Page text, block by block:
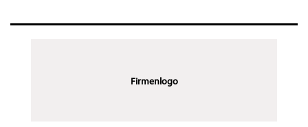
Firmenlogo